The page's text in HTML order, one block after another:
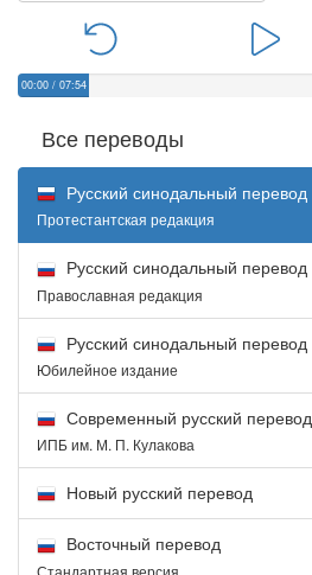
00:00 / 07:54
Все переводы
Русский синодальный перевод
Протестантская редакция
Русский синодальный перевод
Православная редакция
Русский синодальный перевод
Юбилейное издание
Современный русский перевод
ИПБ им. М. П. Кулакова
Новый русский перевод
Восточный перевод
Стандартная версия